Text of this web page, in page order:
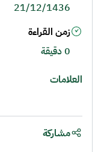
21/12/1436
زمن القراءة
0 دقيقة
العلامات
مشاركة